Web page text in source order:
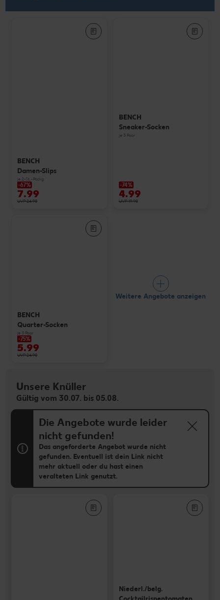
BENCH
Damen-Slips
je 2-St.-Packg.
-67%
7.99
UVP 24.90
BENCH
Sneaker-Socken
je 3 Paar
-74%
4.99
UVP 19.90
BENCH
Quarter-Socken
je 3 Paar
-75%
5.99
UVP 24.90
Weitere Angebote anzeigen
Unsere Knüller
Gültig vom 30.07. bis 05.08.
Die Angebote wurde leider
nicht gefunden!
Das angeforderte Angebot wurde nicht
gefunden. Eventuell ist dein Link nicht
mehr aktuell oder du hast einen
veralteten Link genutzt.
Niederl./belg.